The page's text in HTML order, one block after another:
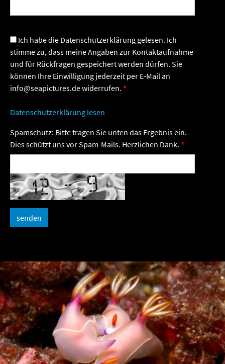
stimme zu, dass meine Angaben zur Kontaktaufnahme
und für Rückfragen gespeichert werden dürfen. Sie
können Ihre Einwilligung jederzeit per E-Mail an
info@seapictures.de widerrufen.
Datenschutzerklärung lesen
Spamschutz: Bitte tragen Sie unten das Ergebnis ein.
Dies schützt uns vor Spam-Mails. Herzlichen Dank.